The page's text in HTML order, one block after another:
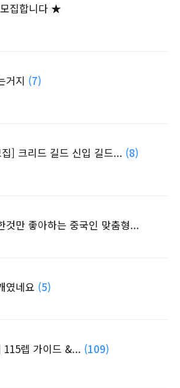
집합니다 ★
거지 (7)
크리드 길드 신입 길드... (8)
것만 좋아하는 중국인 맞춤형...
였네요 (5)
렙 가이드 &... (109)